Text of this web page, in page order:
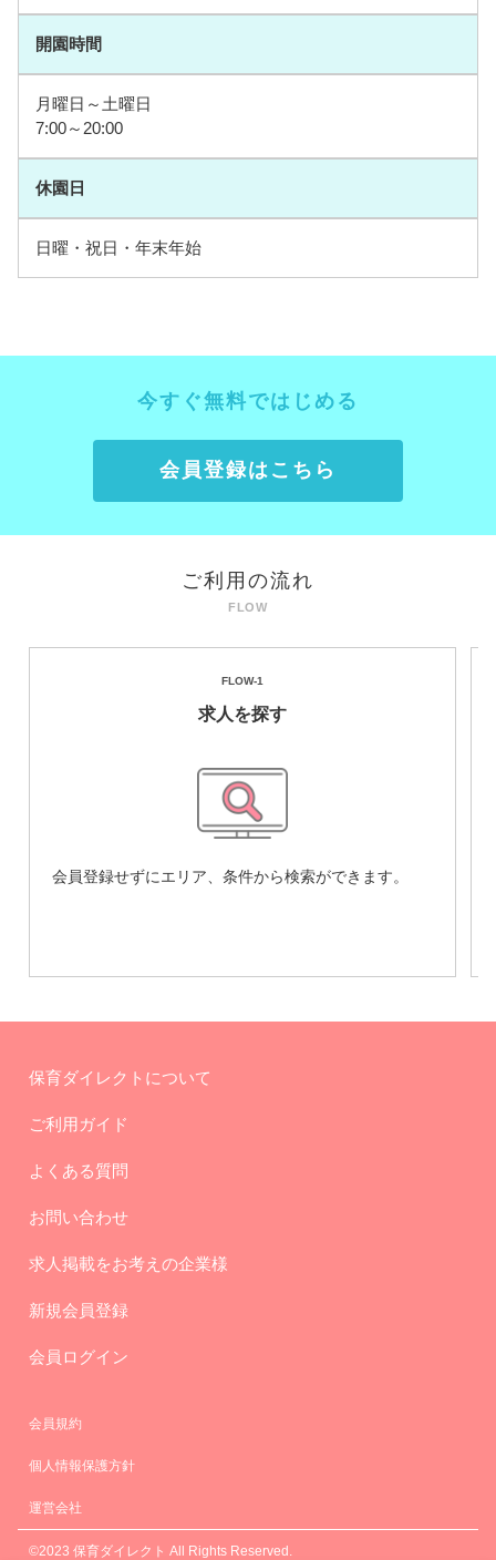
開園時間
月曜日～土曜日
7:00～20:00
休園日
日曜・祝日・年末年始
今すぐ無料ではじめる
会員登録はこちら
ご利用の流れ
FLOW-1
求人を探す
会員登録せずにエリア、条件から検索ができます。
保育ダイレクトについて
ご利用ガイド
よくある質問
お問い合わせ
求人掲載をお考えの企業様
新規会員登録
会員ログイン
会員規約
個人情報保護方針
運営会社
©2023 保育ダイレクト All Rights Reserved.